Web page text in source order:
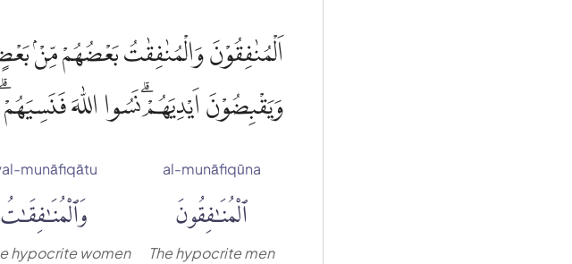
اَلْمُنٰفِقُوْنَ وَالْمُنٰفِقٰتُ بَعْضُهُمْ مِّنْۢ
وَيَقْبِضُوْنَ اَيْدِيَهُمْۗ نَسُوا اللّٰهَ
al-munāfiqūna
ٱلْمُنَٰفِقُونَ
The hypocrite men
munāfiqātu
وَٱلْمُنَٰفِقَٰتُ
hypocrite women